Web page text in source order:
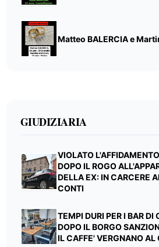
Matteo BALERCIA e
GIUDIZIARIA
VIOLATO
DOPO IL ROGO
DELLA EX: IN CARCERE
CONTI
TEMPI DURI PER I BAR DI
DOPO IL BORGO
IL CAFFE' VERGNANO AL